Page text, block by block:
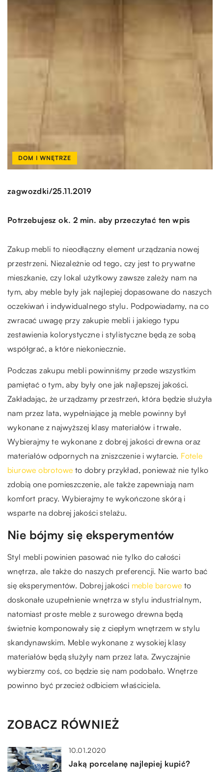
DOM I WNĘTRZE
zagwozdki/25.11.2019
Potrzebujesz ok. 2 min. aby przeczytać ten wpis
Zakup mebli to nieodłączny element urządzania nowej
przestrzeni. Niezależnie od tego, czy jest to prywatne
mieszkanie, czy lokal użytkowy zawsze zależy nam na
tym, aby meble były jak najlepiej dopasowane do naszych
oczekiwań i indywidualnego stylu. Podpowiadamy, na co
zwracać uwagę przy zakupie mebli i jakiego typu
zestawienia kolorystyczne i stylistyczne będą ze sobą
współgrać, a które niekoniecznie.
Podczas zakupu mebli powinniśmy przede wszystkim
pamiętać o tym, aby były one jak najlepszej jakości.
Zakładając, że urządzamy przestrzeń, która będzie służyła
nam przez lata, wypełniające ją meble powinny był
wykonane z najwyższej klasy materiałów i trwałe.
Wybierajmy te wykonane z dobrej jakości drewna oraz
materiałów odpornych na zniszczenie i wytarcie. Fotele
biurowe obrotowe to dobry przykład, ponieważ nie tylko
zdobią one pomieszczenie, ale także zapewniają nam
komfort pracy. Wybierajmy te wykończone skórą i
wsparte na dobrej jakości stelażu.
Nie bójmy się eksperymentów
Styl mebli powinien pasować nie tylko do całości
wnętrza, ale także do naszych preferencji. Nie warto bać
się eksperymentów. Dobrej jakości meble barowe to
doskonałe uzupełnienie wnętrza w stylu industrialnym,
natomiast proste meble z surowego drewna będą
świetnie komponowały się z ciepłym wnętrzem w stylu
skandynawskim. Meble wykonane z wysokiej klasy
materiałów będą służyły nam przez lata. Zwyczajnie
wybierzmy coś, co będzie się nam podobało. Wnętrze
powinno być przecież odbiciem właściciela.
ZOBACZ RÓWNIEŻ
10.01.2020
Jaką porcelanę najlepiej kupić?